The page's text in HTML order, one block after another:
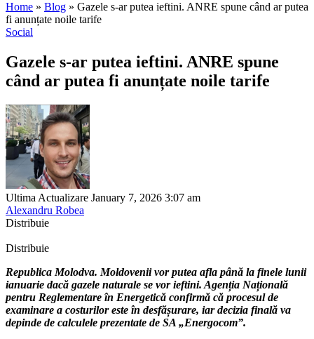
Home » Blog » Gazele s-ar putea ieftini. ANRE spune când ar putea
fi anunțate noile tarife
Social
Gazele s-ar putea ieftini. ANRE spune
când ar putea fi anunțate noile tarife
Ultima Actualizare January 7, 2026 3:07 am
Alexandru Robea
Distribuie
Distribuie
Republica Molodva. Moldovenii vor putea afla până la finele lunii
ianuarie dacă gazele naturale se vor ieftini. Agenția Națională
pentru Reglementare în Energetică confirmă că procesul de
examinare a costurilor este în desfășurare, iar decizia finală va
depinde de calculele prezentate de SA „Energocom”.